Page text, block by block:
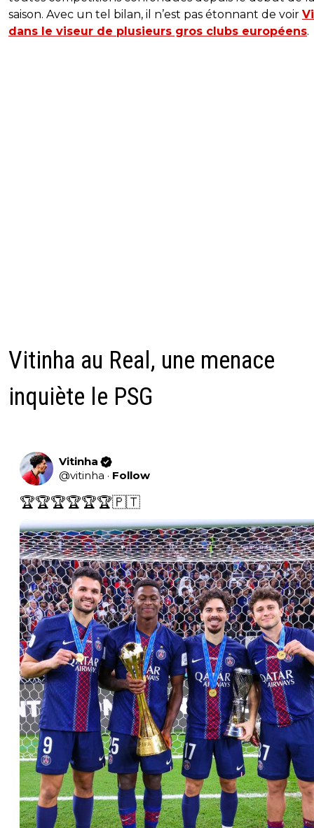
saison. Avec un tel bilan, il n’est pas étonnant de voir
dans le viseur de plusieurs gros clubs européens.
Vitinha au Real, une menace
inquiète le PSG
Vitinha
@vitinha · Follow
🏆🏆🏆🏆🏆🏆🇵🇹